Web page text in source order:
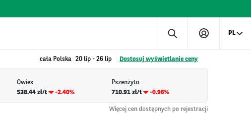
PL
cała Polska 20 lip - 26 lip Dostosuj wyświetlanie ceny
Owies
538.44 zł/t
-2.40%
Pszenżyto
710.91 zł/t
-0.96%
Więcej cen dostępnych po rejestracji